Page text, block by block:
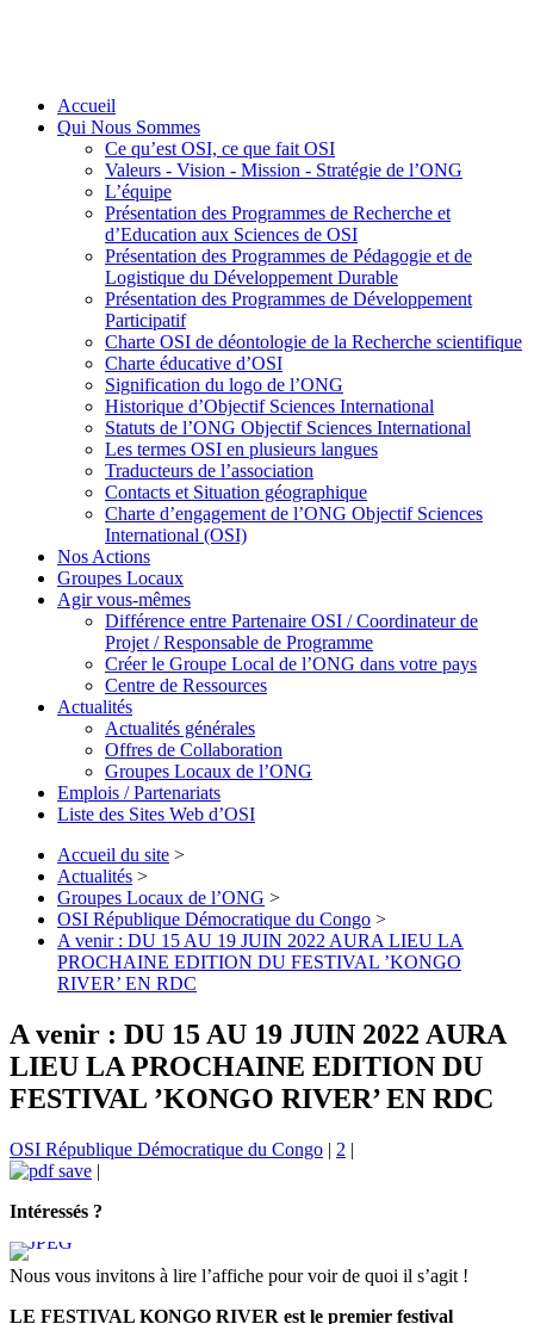
Accueil
Qui Nous Sommes
Ce qu’est OSI, ce que fait OSI
Valeurs - Vision - Mission - Stratégie de l’ONG
L’équipe
Présentation des Programmes de Recherche et
d’Education aux Sciences de OSI
Présentation des Programmes de Pédagogie et de
Logistique du Développement Durable
Présentation des Programmes de Développement
Participatif
Charte OSI de déontologie de la Recherche scientifique
Charte éducative d’OSI
Signification du logo de l’ONG
Historique d’Objectif Sciences International
Statuts de l’ONG Objectif Sciences International
Les termes OSI en plusieurs langues
Traducteurs de l’association
Contacts et Situation géographique
Charte d’engagement de l’ONG Objectif Sciences
International (OSI)
Nos Actions
Groupes Locaux
Agir vous-mêmes
Différence entre Partenaire OSI / Coordinateur de
Projet / Responsable de Programme
Créer le Groupe Local de l’ONG dans votre pays
Centre de Ressources
Actualités
Actualités générales
Offres de Collaboration
Groupes Locaux de l’ONG
Emplois / Partenariats
Liste des Sites Web d’OSI
Accueil du site >
Actualités >
Groupes Locaux de l’ONG >
OSI République Démocratique du Congo >
A venir : DU 15 AU 19 JUIN 2022 AURA LIEU LA
PROCHAINE EDITION DU FESTIVAL ’KONGO
RIVER’ EN RDC
A venir : DU 15 AU 19 JUIN 2022 AURA
LIEU LA PROCHAINE EDITION DU
FESTIVAL ’KONGO RIVER’ EN RDC
OSI République Démocratique du Congo | 2 |
|
Intéressés ?
Nous vous invitons à lire l’affiche pour voir de quoi il s’agit !
LE FESTIVAL KONGO RIVER est le premier festival